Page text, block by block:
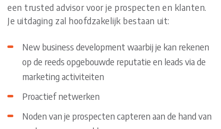
een trusted advisor voor je prospecten en klanten.
Je uitdaging zal hoofdzakelijk bestaan uit:
New business development waarbij je kan rekenen
op de reeds opgebouwde reputatie en leads via de
marketing activiteiten
Proactief netwerken
Noden van je prospecten capteren aan de hand van